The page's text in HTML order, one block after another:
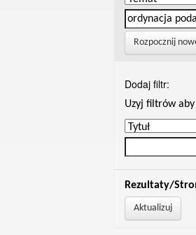
Rozpocznij
Dodaj filtr:
Uzyj filtrów
Rezultaty/